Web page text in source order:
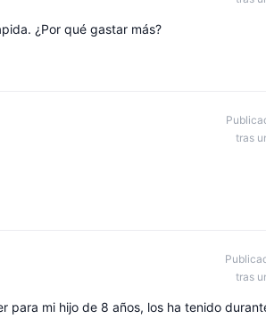
¿Por qué gastar más?
tras
tras
mi hijo de 8 años, los ha tenido